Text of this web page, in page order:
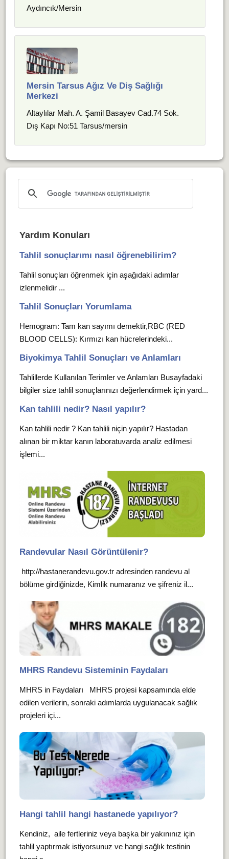
Aydıncık/Mersin
Mersin Tarsus Ağız Ve Diş Sağlığı
Merkezi
Altaylılar Mah. A. Şamil Basayev Cad.74 Sok.
Dış Kapı No:51 Tarsus/mersin
Yardım Konuları
Tahlil sonuçlarımı nasıl öğrenebilirim?
Tahlil sonuçları öğrenmek için aşağıdaki adımlar
izlenmelidir ...
Tahlil Sonuçları Yorumlama
Hemogram: Tam kan sayımı demektir,RBC (RED
BLOOD CELLS): Kırmızı kan hücrelerindeki...
Biyokimya Tahlil Sonuçları ve Anlamları
Tahlillerde Kullanılan Terimler ve Anlamları Busayfadaki
bilgiler size tahlil sonuçlarınızı değerlendirmek için yard...
Kan tahlili nedir? Nasıl yapılır?
Kan tahlili nedir ? Kan tahlili niçin yapılır? Hastadan
alınan bir miktar kanın laboratuvarda analiz edilmesi
işlemi...
Randevular Nasıl Görüntülenir?
http://hastanerandevu.gov.tr adresinden randevu al
bölüme girdiğinizde, Kimlik numaranız ve şifreniz il...
MHRS Randevu Sisteminin Faydaları
MHRS in Faydaları MHRS projesi kapsamında elde
edilen verilerin, sonraki adımlarda uygulanacak sağlık
projeleri içi...
Hangi tahlil hangi hastanede yapılıyor?
Kendiniz, aile fertleriniz veya başka bir yakınınız için
tahlil yaptırmak istiyorsunuz ve hangi sağlık testinin